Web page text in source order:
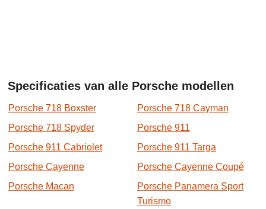
Specificaties van alle Porsche modellen
Porsche 718 Boxster
Porsche 718 Cayman
Porsche 718 Spyder
Porsche 911
Porsche 911 Cabriolet
Porsche 911 Targa
Porsche Cayenne
Porsche Cayenne Coupé
Porsche Macan
Porsche Panamera Sport
Turismo